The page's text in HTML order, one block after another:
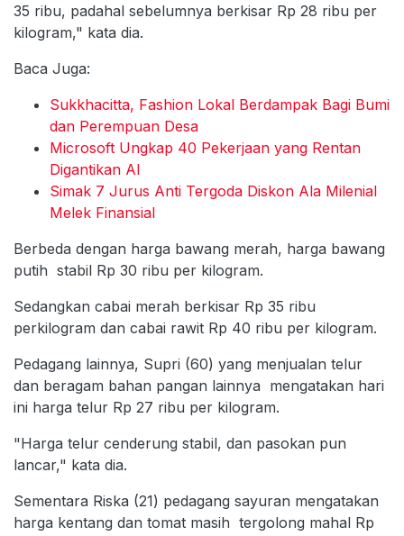
35 ribu, padahal sebelumnya berkisar Rp 28 ribu per
kilogram," kata dia.
Baca Juga:
Sukkhacitta, Fashion Lokal Berdampak Bagi Bumi
dan Perempuan Desa
Microsoft Ungkap 40 Pekerjaan yang Rentan
Digantikan AI
Simak 7 Jurus Anti Tergoda Diskon Ala Milenial
Melek Finansial
Berbeda dengan harga bawang merah, harga bawang
putih stabil Rp 30 ribu per kilogram.
Sedangkan cabai merah berkisar Rp 35 ribu
perkilogram dan cabai rawit Rp 40 ribu per kilogram.
Pedagang lainnya, Supri (60) yang menjualan telur
dan beragam bahan pangan lainnya mengatakan hari
ini harga telur Rp 27 ribu per kilogram.
"Harga telur cenderung stabil, dan pasokan pun
lancar," kata dia.
Sementara Riska (21) pedagang sayuran mengatakan
harga kentang dan tomat masih tergolong mahal Rp